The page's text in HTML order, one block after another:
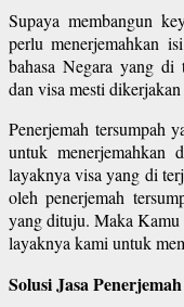
Supaya membangun
perlu menerjemahkan
bahasa Negara yang di
dan visa mesti
Penerjemah tersumpah
untuk menerjemahkan
layaknya visa yang di
oleh penerjemah
yang dituju. Maka Kamu
layaknya kami untuk
Solusi Jasa